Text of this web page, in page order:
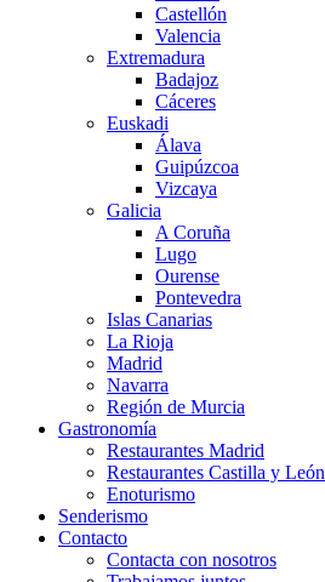
Castellón
Valencia
Extremadura
Badajoz
Cáceres
Euskadi
Álava
Guipúzcoa
Vizcaya
Galicia
A Coruña
Lugo
Ourense
Pontevedra
Islas Canarias
La Rioja
Madrid
Navarra
Región de Murcia
Gastronomía
Restaurantes Madrid
Restaurantes Castilla y León
Enoturismo
Senderismo
Contacto
Contacta con nosotros